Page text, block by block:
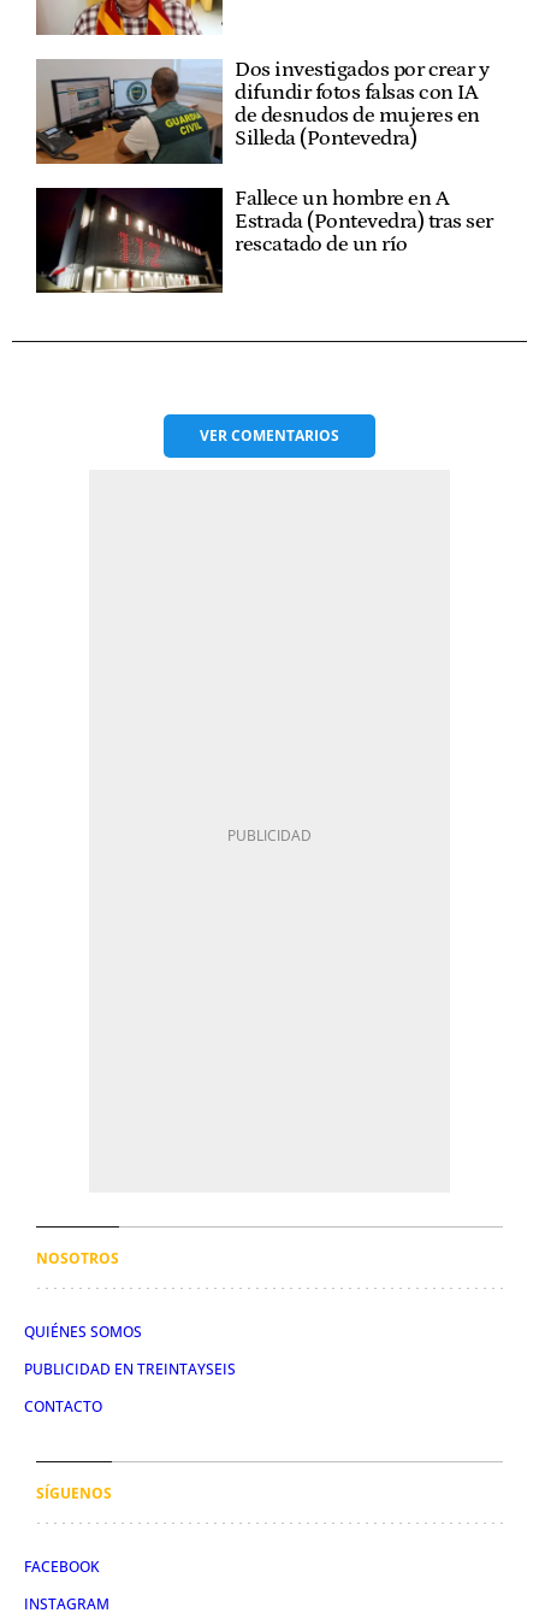
Dos investigados por crear y
difundir fotos falsas con IA
de desnudos de mujeres en
Silleda (Pontevedra)
Fallece un hombre en A
Estrada (Pontevedra) tras ser
rescatado de un río
VERCOMENTARIOS
NOSOTROS
QUIÉNES SOMOS
PUBLICIDAD EN TREINTAYSEIS
CONTACTO
SÍGUENOS
FACEBOOK
INSTAGRAM